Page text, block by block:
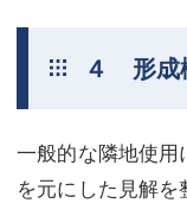
４ 形成
一般的な隣地使
を元にした見解を